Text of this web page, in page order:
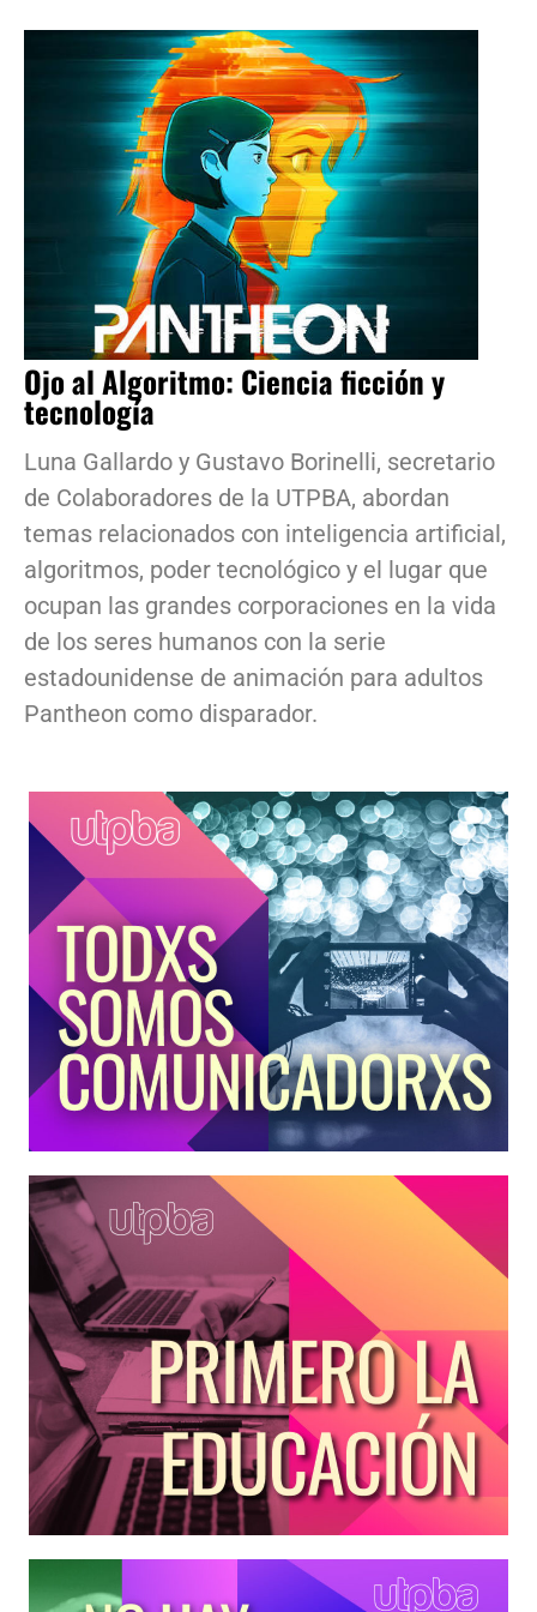
Ojo al Algoritmo: Ciencia ficción y
tecnología
Luna Gallardo y Gustavo Borinelli, secretario
de Colaboradores de la UTPBA, abordan
temas relacionados con inteligencia artificial,
algoritmos, poder tecnológico y el lugar que
ocupan las grandes corporaciones en la vida
de los seres humanos con la serie
estadounidense de animación para adultos
Pantheon como disparador.